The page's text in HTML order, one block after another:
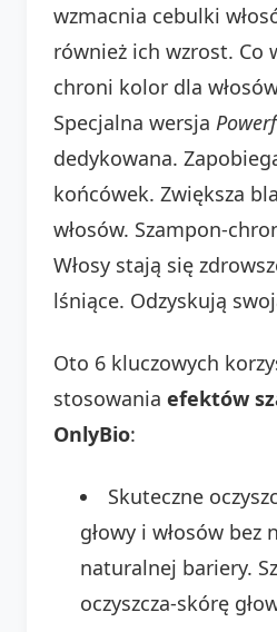
wzmacnia cebulki
również ich wzrost. Co
chroni kolor dla
Specjalna wersja
dedykowana.
końcówek. Zwiększa
włosów. Szampon-
Włosy stają się
lśniące. Odzyskują
Oto 6 kluczowych
stosowania efektów
OnlyBio:
Skuteczne
głowy i włosów bez
naturalnej bariery.
oczyszcza-skórę